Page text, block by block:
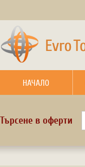
НАЧАЛО
Търсене в оферти